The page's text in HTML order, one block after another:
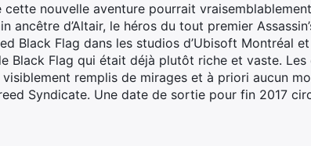
cette nouvelle aventure pourrait
d’Altair, le héros du tout premier
Black Flag dans les studios d’Ubisoft Montréal
Black Flag qui était déjà plutôt riche et vaste. Les
remplis de mirages et à priori aucun
Syndicate. Une date de sortie pour fin 2017